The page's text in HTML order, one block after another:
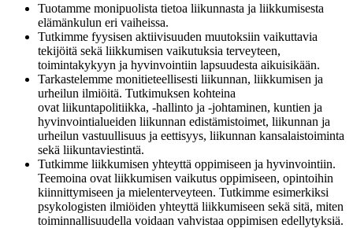
Tuotamme monipuolista tietoa liikunnasta ja liikkumisesta
elämänkulun eri vaiheissa.
Tutkimme fyysisen aktiivisuuden muutoksiin vaikuttavia
tekijöitä sekä liikkumisen vaikutuksia terveyteen,
toimintakykyyn ja hyvinvointiin lapsuudesta aikuisikään.
Tarkastelemme monitieteellisesti liikunnan, liikkumisen ja
urheilun ilmiöitä. Tutkimuksen kohteina
ovat liikuntapolitiikka, -hallinto ja -johtaminen, kuntien ja
hyvinvointialueiden liikunnan edistämistoimet, liikunnan ja
urheilun vastuullisuus ja eettisyys, liikunnan kansalaistoiminta
sekä liikuntaviestintä.
Tutkimme liikkumisen yhteyttä oppimiseen ja hyvinvointiin.
Teemoina ovat liikkumisen vaikutus oppimiseen, opintoihin
kiinnittymiseen ja mielenterveyteen. Tutkimme esimerkiksi
psykologisten ilmiöiden yhteyttä liikkumiseen sekä sitä, miten
toiminnallisuudella voidaan vahvistaa oppimisen edellytyksiä.